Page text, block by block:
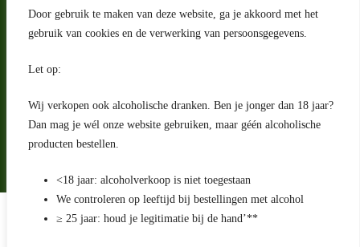
Door gebruik te maken van deze website, ga je akkoord met het
gebruik van cookies en de verwerking van persoonsgegevens.
Let op:
Wij verkopen ook alcoholische dranken. Ben je jonger dan 18 jaar?
Dan mag je wél onze website gebruiken, maar géén alcoholische
producten bestellen.
<18 jaar: alcoholverkoop is niet toegestaan
We controleren op leeftijd bij bestellingen met alcohol
≥ 25 jaar: houd je legitimatie bij de hand’**
klantenservice@portugeseproducten.nl
Facebook
Herroepingsrecht
Bij bezorging van alcoholhoudende dranken voert de bezorger
Algemene voorwaarden